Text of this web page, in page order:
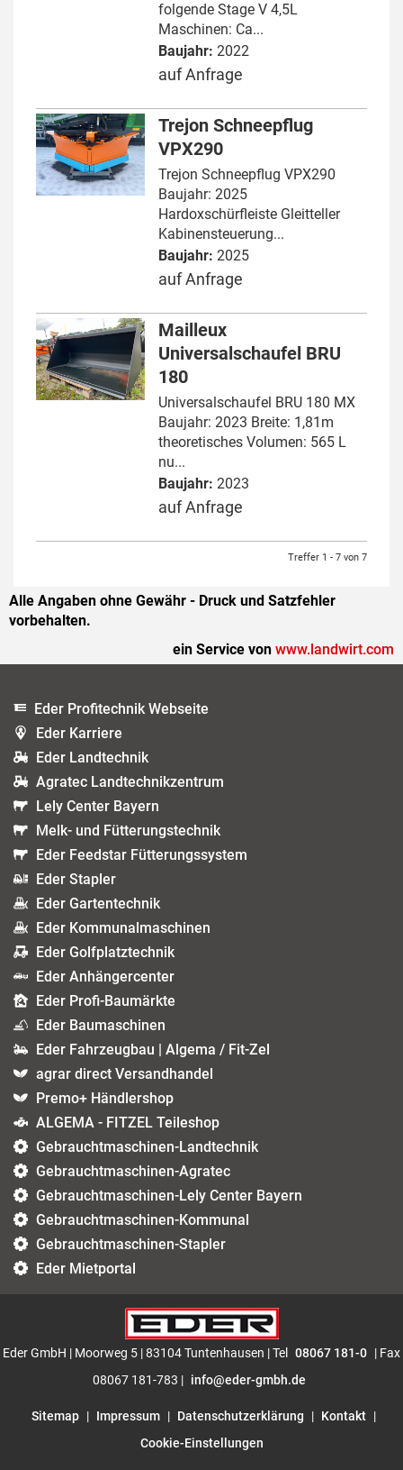
folgende Stage V 4,5L
Maschinen: Ca...
Baujahr: 2022
auf Anfrage
Trejon Schneepflug
VPX290
Trejon Schneepflug VPX290
Baujahr: 2025
Hardoxschürfleiste Gleitteller
Kabinensteuerung...
Baujahr: 2025
auf Anfrage
Mailleux
Universalschaufel BRU
180
Universalschaufel BRU 180 MX
Baujahr: 2023 Breite: 1,81m
theoretisches Volumen: 565 L
nu...
Baujahr: 2023
auf Anfrage
Treffer 1 - 7 von 7
Alle Angaben ohne Gewähr - Druck und Satzfehler
vorbehalten.
ein Service von www.landwirt.com
Eder Profitechnik Webseite
Eder Karriere
Eder Landtechnik
Agratec Landtechnikzentrum
Lely Center Bayern
Melk- und Fütterungstechnik
Eder Feedstar Fütterungssystem
Eder Stapler
Eder Gartentechnik
Eder Kommunalmaschinen
Eder Golfplatztechnik
Eder Anhängercenter
Eder Profi-Baumärkte
Eder Baumaschinen
Eder Fahrzeugbau | Algema / Fit-Zel
agrar direct Versandhandel
Premo+ Händlershop
ALGEMA - FITZEL Teileshop
Gebrauchtmaschinen-Landtechnik
Gebrauchtmaschinen-Agratec
Gebrauchtmaschinen-Lely Center Bayern
Gebrauchtmaschinen-Kommunal
Gebrauchtmaschinen-Stapler
Eder Mietportal
Eder GmbH | Moorweg 5 | 83104 Tuntenhausen | Tel 08067 181-0 | Fax
08067 181-783 | info@eder-gmbh.de
Sitemap | Impressum | Datenschutzerklärung | Kontakt |
Cookie-Einstellungen